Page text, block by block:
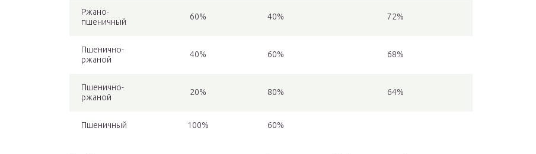
Ржано-
пшеничный
60% 40% 72%
Пшенично-
ржаной
40% 60% 68%
Пшенично-
ржаной
20% 80% 64%
Пшеничный 100% 60%